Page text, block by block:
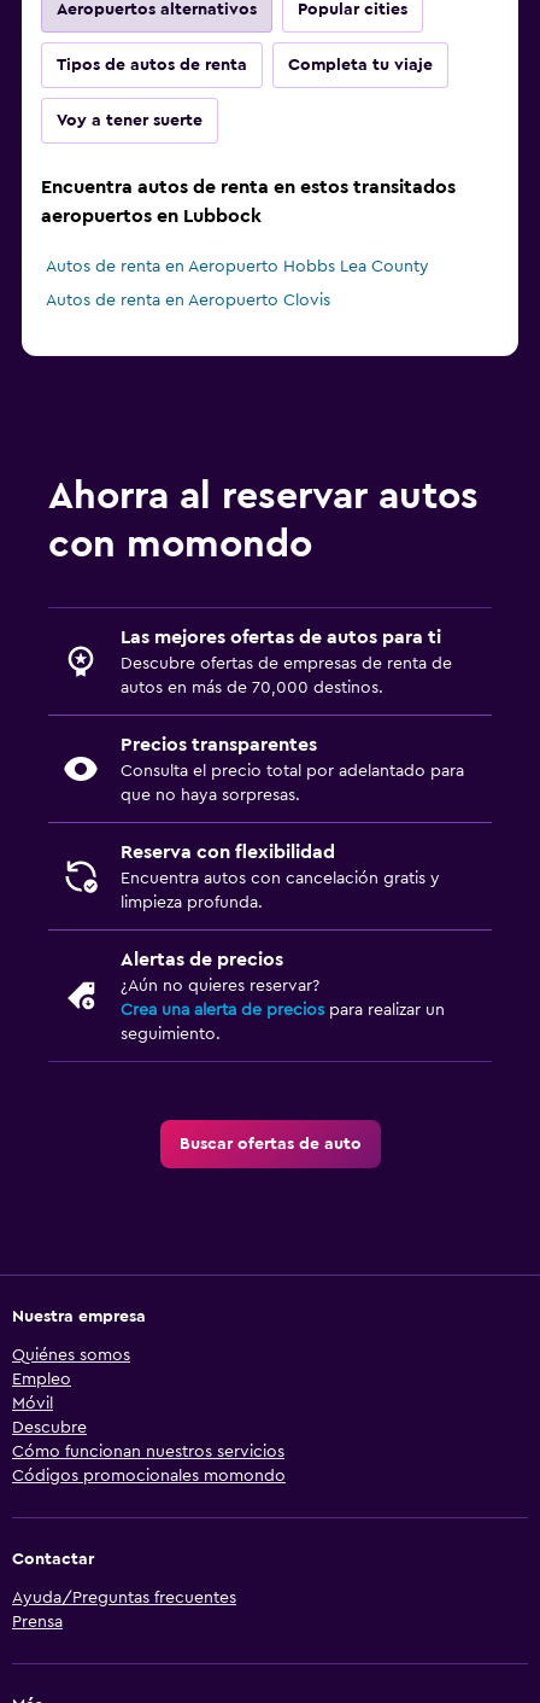
Aeropuertos alternativos Popular cities
Tipos de autos de renta Completa tu viaje
Voy a tener suerte
Encuentra autos de renta en estos transitados
aeropuertos en Lubbock
Autos de renta en Aeropuerto Hobbs Lea County
Autos de renta en Aeropuerto Clovis
Ahorra al reservar autos
con momondo
Las mejores ofertas de autos para ti
Descubre ofertas de empresas de renta de
autos en más de 70,000 destinos.
Precios transparentes
Consulta el precio total por adelantado para
que no haya sorpresas.
Reserva con flexibilidad
Encuentra autos con cancelación gratis y
limpieza profunda.
Alertas de precios
¿Aún no quieres reservar?
Crea una alerta de precios para realizar un
seguimiento.
Buscar ofertas de auto
Nuestra empresa
Quiénes somos
Empleo
Móvil
Descubre
Cómo funcionan nuestros servicios
Códigos promocionales momondo
Contactar
Ayuda/Preguntas frecuentes
Prensa